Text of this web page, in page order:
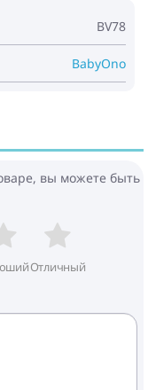
BV78
BabyOno
вы можете быть
Отличный